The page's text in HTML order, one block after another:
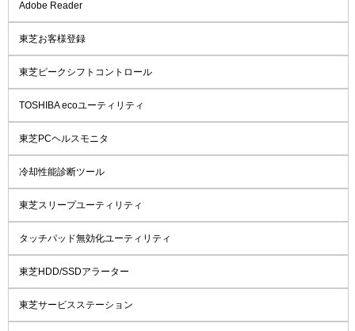
Adobe Reader
東芝お客様登録
東芝ピークシフトコントロール
TOSHIBA ecoユーティリティ
東芝PCヘルスモニタ
冷却性能診断ツール
東芝スリープユーティリティ
タッチパッド無効化ユーティリティ
東芝HDD/SSDアラーター
東芝サービスステーション